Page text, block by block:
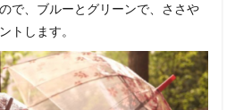
で、ブルーとグリーンで、ささや
トします。